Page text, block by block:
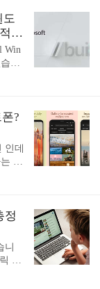
프
/
8
이
있
도
인
Win
니
니
,
수
.
어
으
앱
?
데
점
인
아
그
는
정
니
해